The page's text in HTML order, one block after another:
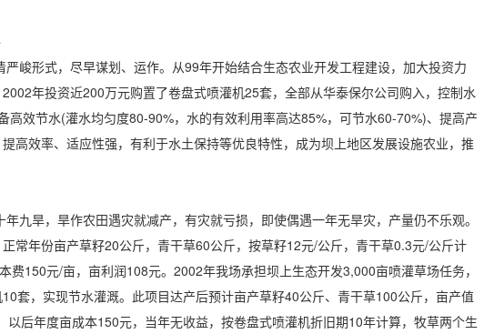
形式，尽早谋划、运作。从99年开始结合生态农业开发工程建设，加大投资力
年投资近200万元购置了卷盘式喷灌机25套，全部从华泰保尔公司购入，控制水
高效节水(灌水均匀度80-90%，水的有效利用率高达85%，可节水60-70%)、提高产
高效率、适应性强，有利于水土保持等优良特性，成为坝上地区发展设施农业，推
旱，旱作农田遇灾就减产，有灾就亏损，即使偶遇一年无旱灾，产量仍不乐观。
常年份亩产草籽20公斤，青干草60公斤，按草籽12元/公斤，青干草0.3元/公斤计
费150元/亩，亩利润108元。2002年我场承担坝上生态开发3,000亩喷灌草场任务，
套，实现节水灌溉。此项目达产后预计亩产草籽40公斤、青干草100公斤，亩产值
以后年度亩成本150元，当年无收益，按卷盘式喷灌机折旧期10年计算，牧草两个生